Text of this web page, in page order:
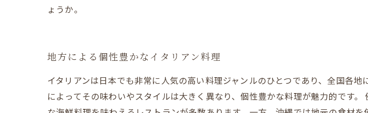
ょうか。
地方による個性豊かなイタリアン料理
イタリアンは日本でも非常に人気の高い料理ジャンルのひとつであり、全国各
によってその味わいやスタイルは大きく異なり、個性豊かな料理が魅力的です